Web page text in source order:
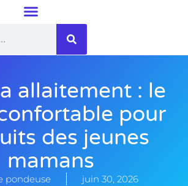
allaitement : le
pour
des jeunes
mamans
pondeuse juin 30, 2026